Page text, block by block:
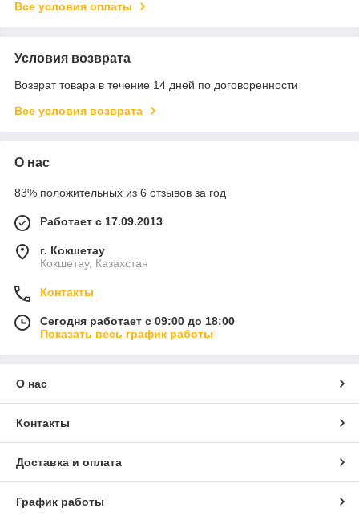
Все условия оплаты
Условия возврата
Возврат товара в течение 14 дней по договоренности
Все условия возврата
О нас
83% положительных из 6 отзывов за год
Работает с 17.09.2013
г. Кокшетау
Кокшетау, Казахстан
Контакты
Сегодня работает с 09:00 до 18:00
Показать весь график работы
О нас
Контакты
Доставка и оплата
График работы